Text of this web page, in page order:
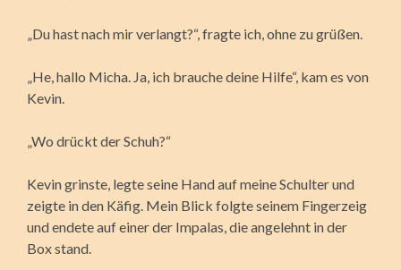
„Du hast nach mir verlangt?“, fragte ich, ohne zu grüßen.
„He, hallo Micha. Ja, ich brauche deine Hilfe“, kam es von
Kevin.
„Wo drückt der Schuh?“
Kevin grinste, legte seine Hand auf meine Schulter und
zeigte in den Käfig. Mein Blick folgte seinem Fingerzeig
und endete auf einer der Impalas, die angelehnt in der
Box stand.